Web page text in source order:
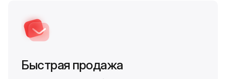
Быстрая продажа